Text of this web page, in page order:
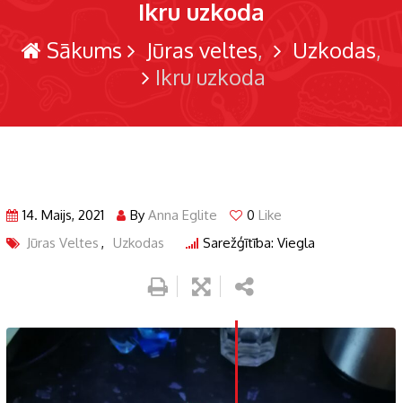
Ikru uzkoda
Sākums Jūras veltes
Uzkodas
Ikru uzkoda
14. Maijs, 2021 By Anna Eglite 0 Like
Jūras Veltes , Uzkodas Sarežģītība: Viegla